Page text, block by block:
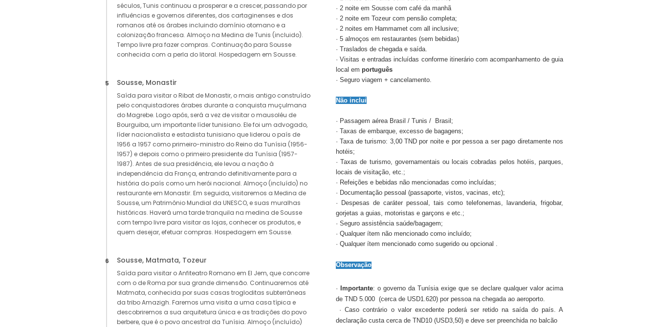
séculos, Tunis continuou a prosperar e a crescer, passando por
influências e governos diferentes, dos cartaginenses e dos
romanos até os árabes incluindo domínio otomano e a
colonização francesa. Almoço na Medina de Tunis (incluido).
Tempo livre pra fazer compras. Continuação para Sousse
conhecida com a perla do litoral. Hospedagem em Sousse.
5 Sousse, Monastir
Saída para visitar o Ribat de Monastir, o mais antigo construído
pelo conquistadores árabes durante a conquista muçulmana
do Magrebe. Logo após, será a vez de visitar o mausoléu de
Bourguiba, um importante líder tunisiano. Ele foi um advogado,
líder nacionalista e estadista tunisiano que liderou o país de
1956 a 1957 como primeiro-ministro do Reino da Tunísia (1956-
1957) e depois como o primeiro presidente da Tunísia (1957-
1987). Antes de sua presidência, ele levou a nação à
independência da França, entrando definitivamente para a
história do país como um herói nacional. Almoço (incluído) no
restaurante em Monastir. Em seguida, visitaremos a Medina de
Sousse, um Patrimônio Mundial da UNESCO, e suas muralhas
históricas. Haverá uma tarde tranquila na medina de Sousse
com tempo livre para visitar as lojas, conhecer os produtos, e
quem desejar, efetuar compras. Hospedagem em Sousse.
6 Sousse, Matmata, Tozeur
Saída para visitar o Anfiteatro Romano em El Jem, que concorre
com o de Roma por sua grande dimensão. Continuaremos até
Matmata, conhecida por suas casas trogloditas subterrâneas
da tribo Amazigh. Faremos uma visita a uma casa típica e
descobriremos a sua arquitetura única e as tradições do povo
berbere, que é o povo ancestral da Tunísia. Almoço (incluído)
· 2 noite em Sousse com café da manhã
· 2 noite em Tozeur com pensão completa;
· 2 noites em Hammamet com all inclusive;
· 5 almoços em restaurantes (sem bebidas)
· Traslados de chegada e saída.
· Visitas e entradas incluídas conforme itinerário com acompanhamento de guia
local em português
· Seguro viagem + cancelamento.
Não inclui
· Passagem aérea Brasil / Tunis / Brasil;
· Taxas de embarque, excesso de bagagens;
· Taxa de turismo: 3,00 TND por noite e por pessoa a ser pago diretamente nos
hotéis;
· Taxas de turismo, governamentais ou locais cobradas pelos hotéis, parques,
locais de visitação, etc.;
· Refeições e bebidas não mencionadas como incluídas;
· Documentação pessoal (passaporte, vistos, vacinas, etc);
· Despesas de caráter pessoal, tais como telefonemas, lavanderia, frigobar,
gorjetas a guias, motoristas e garçons e etc.;
· Seguro assistência saúde/bagagem;
· Qualquer ítem não mencionado como incluído;
· Qualquer ítem mencionado como sugerido ou opcional .
Observação
· Importante: o governo da Tunísia exige que se declare qualquer valor acima
de TND 5.000 (cerca de USD1.620) por pessoa na chegada ao aeroporto.
· Caso contrário o valor excedente poderá ser retido na saída do país. A
declaração custa cerca de TND10 (USD3,50) e deve ser preenchida no balcão